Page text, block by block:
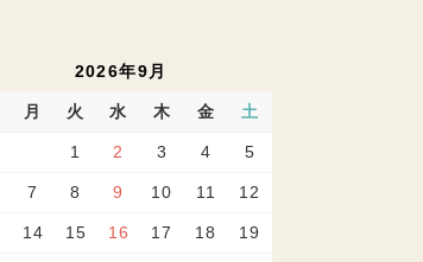
2026年9月
月 火 水 木 金 土
1 2 3 4 5
7 8 9 10 11 12
14 15 16 17 18 19